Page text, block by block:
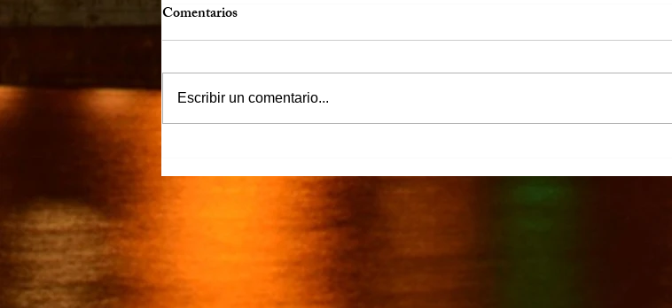
familiares y amigos
caña afectados por el cierre del
Comentarios
Escribir un comentario...